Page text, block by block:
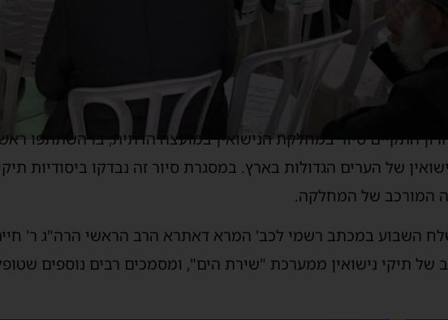
התקיים סיור במחלקת הנישואין במועצה הדתית, בו השתתפו
של הערים הגדולות בארץ. במסגרת סיור זה נבדקו ביסודיות
המורכב של המחלקה.
השבוע במכתב רשמי לכב' המרא דאתרא הרב הראשי הרה"ג ר'
של תיקי נישואין ממערכת "שירת הים", ומסמכים רבים נוספים